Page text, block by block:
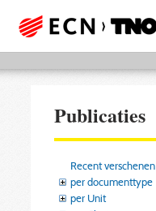
Publicaties
Recent verschenen
per documenttype
per Unit